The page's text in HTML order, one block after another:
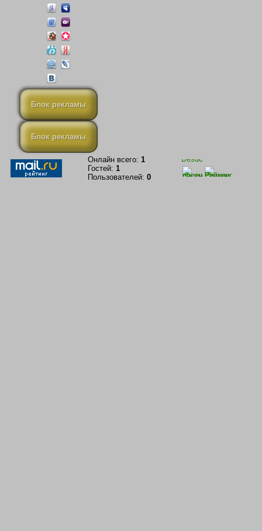
Блок рекламы
Блок рекламы
Онлайн всего: 1
Гостей: 1
Пользователей: 0